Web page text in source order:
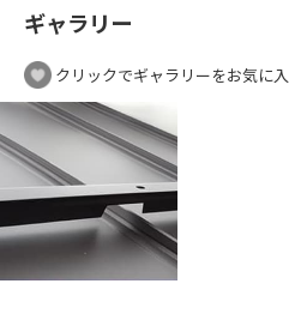
ギャラリー
クリックでギャラリーをお気に